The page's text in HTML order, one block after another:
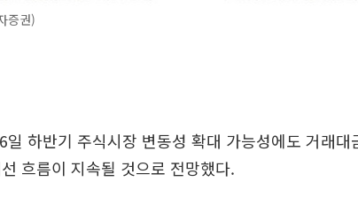
증권)
일 하반기 주식시장 변동성 확대 가능성에도 거래대
흐름이 지속될 것으로 전망했다.